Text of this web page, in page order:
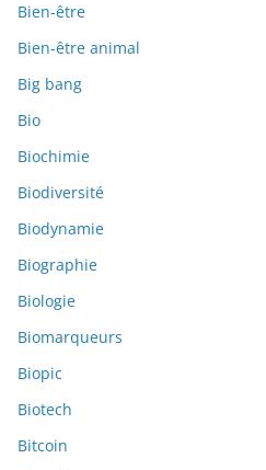
Bien-être
Bien-être animal
Big bang
Bio
Biochimie
Biodiversité
Biodynamie
Biographie
Biologie
Biomarqueurs
Biopic
Biotech
Bitcoin